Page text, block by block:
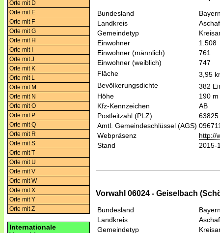
Orte mit D
Orte mit E
Orte mit F
Orte mit G
Orte mit H
Orte mit I
Orte mit J
Orte mit K
Orte mit L
Orte mit M
Orte mit N
Orte mit O
Orte mit P
Orte mit Q
Orte mit R
Orte mit S
Orte mit T
Orte mit U
Orte mit V
Orte mit W
Orte mit X
Orte mit Y
Orte mit Z
Internationale
Bundesland
Landkreis
Gemeindetyp
Einwohner
1.508
Einwohner (männlich)
761
Einwohner (weiblich)
747
Fläche
3,95
Bevölkerungsdichte
382
Höhe
190
Kfz-Kennzeichen
AB
Postleitzahl (PLZ)
63825
Amtl. Gemeindeschlüssel (AGS)
Webpräsenz
http://
Stand
2015-
Vorwahl 06024 - Geiselbach
Bundesland
Landkreis
Gemeindetyp